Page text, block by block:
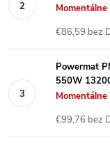
€86,59 bez
Powermat
550W
€99,76 bez